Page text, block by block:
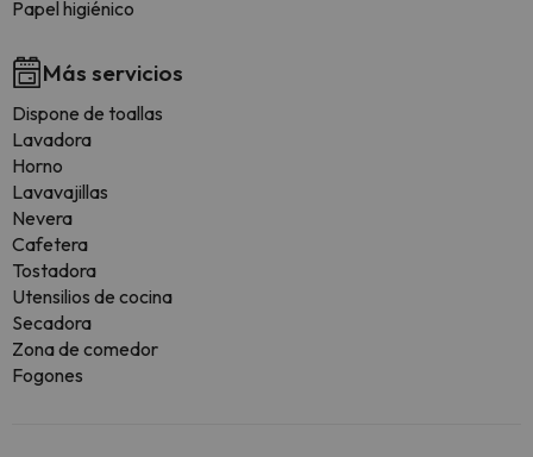
Papel higiénico
Más servicios
Dispone de toallas
Lavadora
Horno
Lavavajillas
Nevera
Cafetera
Tostadora
Utensilios de cocina
Secadora
Zona de comedor
Fogones